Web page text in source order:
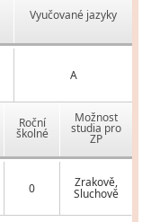
Vyučované jazyky
A
Roční
školné
Možnost
studia pro
ZP
0 Zrakově,
Sluchově